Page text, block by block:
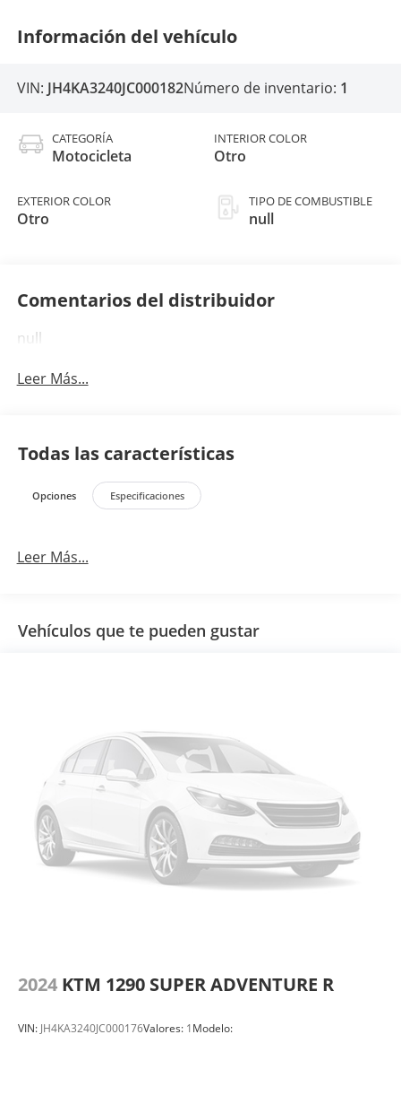
Información del vehículo
VIN: JH4KA3240JC000182Número de inventario: 1
CATEGORÍA
Motocicleta
EXTERIOR COLOR
Otro
INTERIOR COLOR
Otro
TIPO DE COMBUSTIBLE
null
Comentarios del distribuidor
null
Leer Más...
Todas las características
Opciones Especificaciones
Leer Más...
Vehículos que te pueden gustar
2024 KTM 1290 SUPER ADVENTURE R
VIN: JH4KA3240JC000176Valores: 1Modelo: